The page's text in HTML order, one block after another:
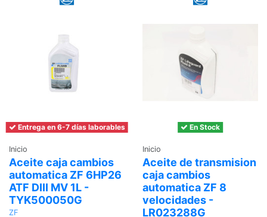
Entrega en 6-7 días laborables
Inicio
Aceite caja cambios
automatica ZF 6HP26
ATF DIII MV 1L -
TYK500050G
ZF
En Stock
Inicio
Aceite de transmision
caja cambios
automatica ZF 8
velocidades -
LR023288G